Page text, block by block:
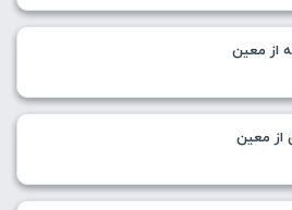
از معین
از معین